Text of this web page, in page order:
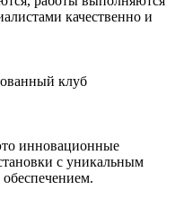
качественно и
клуб
инновационные
с уникальным